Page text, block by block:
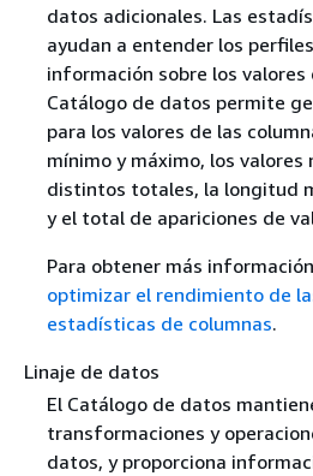
datos adicionales. Las
ayudan a entender los
información sobre los valores
Catálogo de datos permite
para los valores de las
mínimo y máximo, los valores
distintos totales, la longitud
y el total de apariciones de
Para obtener más
optimizar el rendimiento de
estadísticas de columnas.
Linaje de datos
El Catálogo de datos
transformaciones y
datos, y proporciona